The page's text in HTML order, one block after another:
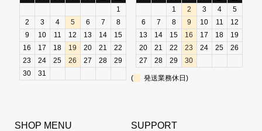
1
2
3 4 5 6 7
8
9
10 11 12 13 14
15
16
17 18 19 20 21
22
23
24 25 26 27 28
29
30
31
1
2 3 4
5
6
7 8 9 10 11
12
13
14 15 16 17 18
19
20
21 22 23 24 25
26
27
28 29 30
( 発送業務休日)
SHOP MENU SUPPORT